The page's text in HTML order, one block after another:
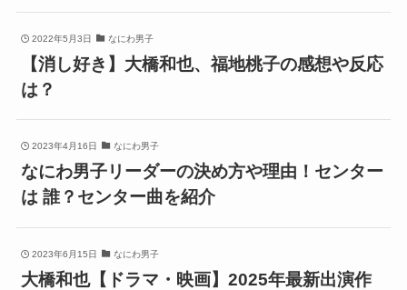
2022年5月3日 なにわ男子
【消し好き】大橋和也、福地桃子の感想や反応
は？
2023年4月16日 なにわ男子
なにわ男子リーダーの決め方や理由！センター
は 誰？センター曲を紹介
2023年6月15日 なにわ男子
大橋和也【ドラマ・映画】2025年最新出演作